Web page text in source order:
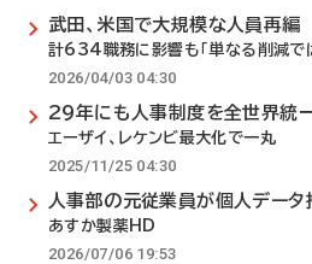
武田、米国で大規模な人員再編
計634職務に影響も「単なる削減で
2026/04/03 04:30
29年にも人事制度を全世界統
エーザイ、レケンビ最大化で一丸
2025/11/25 04:30
人事部の元従業員が個人データ
あすか製薬HD
2026/07/06 19:53